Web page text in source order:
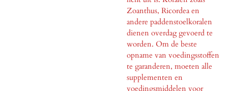
Zoanthus, Ricordea en
andere paddenstoelkoralen
dienen overdag gevoerd te
worden. Om de beste
opname van voedingsstoffen
te garanderen, moeten alle
supplementen en
voedingsmiddelen voor